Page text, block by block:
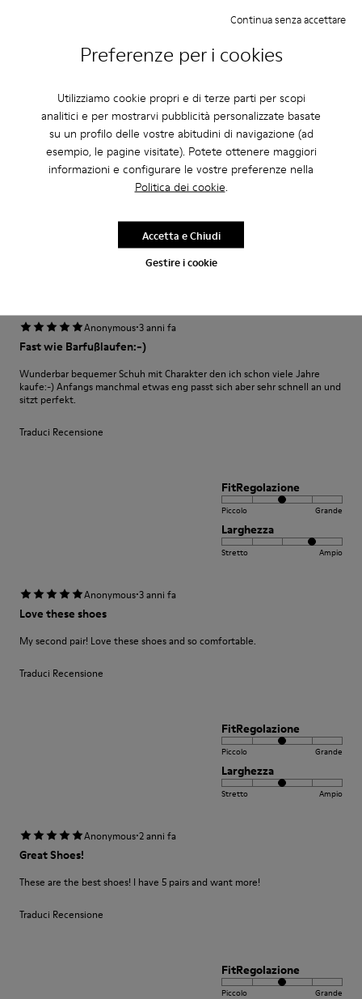
Preferenze per i cookies
Utilizziamo cookie propri e di terze parti per scopi
analitici e per mostrarvi pubblicità personalizzate basate
su un profilo delle vostre abitudini di navigazione (ad
esempio, le pagine visitate). Potete ottenere maggiori
informazioni e configurare le vostre preferenze nella
Politica dei cookie.
Gestire i cookie
Continua senza accettare
Accetta e Chiudi
Larghezza
Excelente
Muy comodo excelente compra me gusto
Traduci Recensione
FitRegolazione
Anonymous·3 anni fa
Fast wie Barfußlaufen:-)
Wunderbar bequemer Schuh mit Charakter den ich schon viele Jahre
kaufe:-) Anfangs manchmal etwas eng passt sich aber sehr schnell an und
sitzt perfekt.
Traduci Recensione
FitRegolazione
Piccolo Grande
Larghezza
Stretto Ampio
Anonymous·3 anni fa
Love these shoes
My second pair! Love these shoes and so comfortable.
Traduci Recensione
FitRegolazione
Piccolo Grande
Larghezza
Stretto Ampio
Anonymous·2 anni fa
Great Shoes!
These are the best shoes! I have 5 pairs and want more!
Traduci Recensione
FitRegolazione
Piccolo Grande